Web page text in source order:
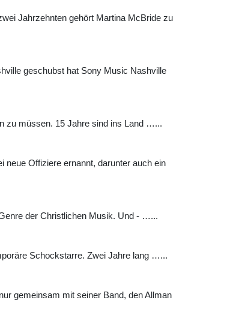
Jahrzehnten gehört Martina McBride zu
geschubst hat Sony Music Nashville
zu müssen. 15 Jahre sind ins Land …...
Offiziere ernannt, darunter auch ein
der Christlichen Musik. Und - …...
Schockstarre. Zwei Jahre lang …...
gemeinsam mit seiner Band, den Allman